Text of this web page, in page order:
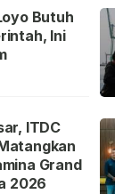
Butuh
Ini
ITDC
Grand
2026